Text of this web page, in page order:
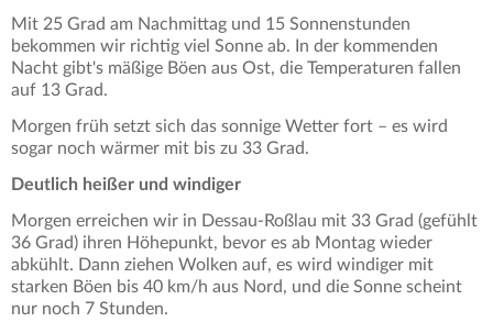
Mit 25 Grad am Nachmittag und 15 Sonnenstunden
bekommen wir richtig viel Sonne ab. In der kommenden
Nacht gibt's mäßige Böen aus Ost, die Temperaturen fallen
auf 13 Grad.
Morgen früh setzt sich das sonnige Wetter fort – es wird
sogar noch wärmer mit bis zu 33 Grad.
Deutlich heißer und windiger
Morgen erreichen wir in Dessau-Roßlau mit 33 Grad (gefühlt
36 Grad) ihren Höhepunkt, bevor es ab Montag wieder
abkühlt. Dann ziehen Wolken auf, es wird windiger mit
starken Böen bis 40 km/h aus Nord, und die Sonne scheint
nur noch 7 Stunden.